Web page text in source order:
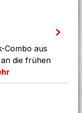
Combo aus
die frühen